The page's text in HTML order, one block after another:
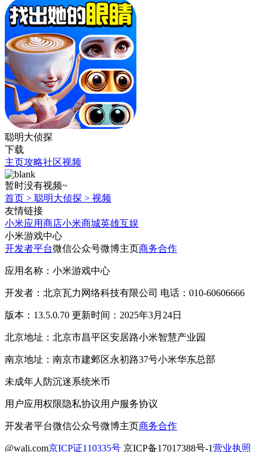
聪明大侦探
下载
主页攻略社区视频
暂时没有视频~
首页 > 聪明大侦探 > 视频
友情链接
小米应用商店小米商城英雄互娱
小米游戏中心
开发者平台微信公众号微博主页商务合作
应用名称：小米游戏中心
开发者：北京瓦力网络科技有限公司 电话：010-60606666
版本：13.5.0.70 更新时间：2025年3月24日
北京地址：北京市昌平区安居路小米智慧产业园
南京地址：南京市建邺区永初路37号小米华东总部
未成年人防沉迷系统米币
用户应用权限隐私协议用户服务协议
开发者平台微信公众号微博主页商务合作
@wali.com京ICP证110335号 京ICP备17017388号-1营业执照